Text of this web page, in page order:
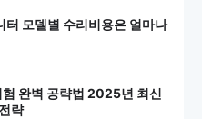
터 모델별 수리비용은 얼마나
완벽 공략법 2025년 최신
략